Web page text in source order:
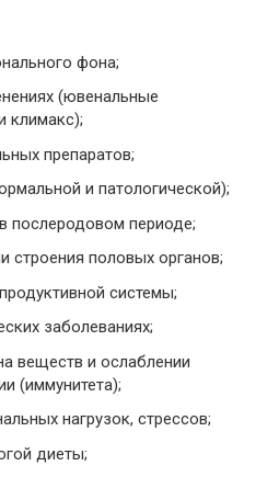
фона;
(ювенальные
климакс);
препаратов;
и патологической);
послеродовом периоде;
строения половых органов;
системы;
заболеваниях;
веществ и ослаблении
(иммунитета);
нагрузок, стрессов;
диеты;